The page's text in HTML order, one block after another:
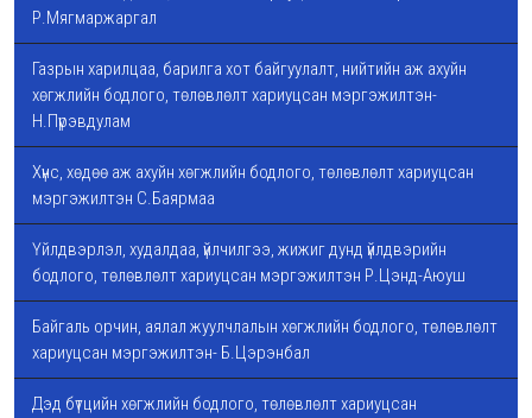
Р.Мягмаржаргал
Газрын харилцаа, барилга хот байгуулалт, нийтийн аж ахуйн
хөгжлийн бодлого, төлөвлөлт хариуцсан мэргэжилтэн-
Н.Пүрэвдулам
Хүнс, хөдөө аж ахуйн хөгжлийн бодлого, төлөвлөлт хариуцсан
мэргэжилтэн С.Баярмаа
Үйлдвэрлэл, худалдаа, үйлчилгээ, жижиг дунд үйлдвэрийн
бодлого, төлөвлөлт хариуцсан мэргэжилтэн Р.Цэнд-Аюуш
Байгаль орчин, аялал жуулчлалын хөгжлийн бодлого, төлөвлөлт
хариуцсан мэргэжилтэн- Б.Цэрэнбал
Дэд бүтцийн хөгжлийн бодлого, төлөвлөлт хариуцсан